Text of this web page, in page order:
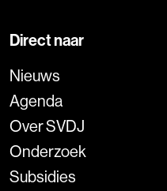
Direct naar
Nieuws
Agenda
Over SVDJ
Onderzoek
Subsidies